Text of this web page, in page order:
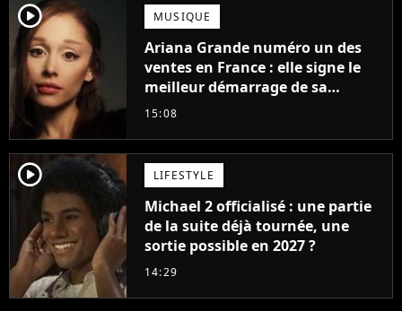
player2 MUSIQUE
Ariana Grande numéro un des
ventes en France : elle signe le
meilleur démarrage de sa
carrière avec son album Petal
15:08
player2 LIFESTYLE
Michael 2 officialisé : une partie
de la suite déjà tournée, une
sortie possible en 2027 ?
14:29